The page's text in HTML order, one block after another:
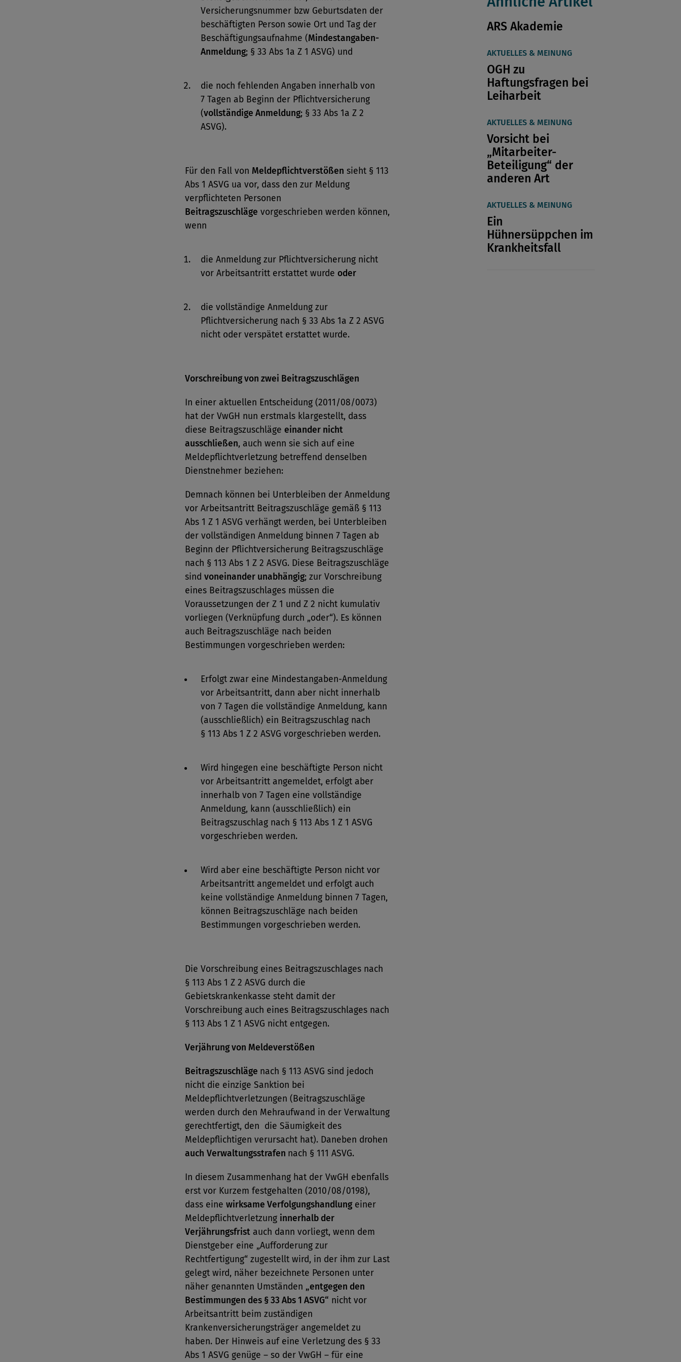
Versicherungsnummer bzw Geburtsdaten der
beschäftigten Person sowie Ort und Tag der
Beschäftigungsaufnahme (Mindestangaben-
Anmeldung; § 33 Abs 1a Z 1 ASVG) und
die noch fehlenden Angaben innerhalb von
7 Tagen ab Beginn der Pflichtversicherung
(vollständige Anmeldung; § 33 Abs 1a Z 2
ASVG).
Für den Fall von Meldepflichtverstößen sieht § 113
Abs 1 ASVG ua vor, dass den zur Meldung
verpflichteten Personen
Beitragszuschläge vorgeschrieben werden können,
wenn
die Anmeldung zur Pflichtversicherung nicht
vor Arbeitsantritt erstattet wurde oder
die vollständige Anmeldung zur
Pflichtversicherung nach § 33 Abs 1a Z 2 ASVG
nicht oder verspätet erstattet wurde.
Vorschreibung von zwei Beitragszuschlägen
In einer aktuellen Entscheidung (2011/08/0073)
hat der VwGH nun erstmals klargestellt, dass
diese Beitragszuschläge einander nicht
ausschließen, auch wenn sie sich auf eine
Meldepflichtverletzung betreffend denselben
Dienstnehmer beziehen:
Demnach können bei Unterbleiben der Anmeldung
vor Arbeitsantritt Beitragszuschläge gemäß § 113
Abs 1 Z 1 ASVG verhängt werden, bei Unterbleiben
der vollständigen Anmeldung binnen 7 Tagen ab
Beginn der Pflichtversicherung Beitragszuschläge
nach § 113 Abs 1 Z 2 ASVG. Diese Beitragszuschläge
sind voneinander unabhängig; zur Vorschreibung
eines Beitragszuschlages müssen die
Voraussetzungen der Z 1 und Z 2 nicht kumulativ
vorliegen (Verknüpfung durch „oder“). Es können
auch Beitragszuschläge nach beiden
Bestimmungen vorgeschrieben werden:
Erfolgt zwar eine Mindestangaben-Anmeldung
vor Arbeitsantritt, dann aber nicht innerhalb
von 7 Tagen die vollständige Anmeldung, kann
(ausschließlich) ein Beitragszuschlag nach
§ 113 Abs 1 Z 2 ASVG vorgeschrieben werden.
Wird hingegen eine beschäftigte Person nicht
vor Arbeitsantritt angemeldet, erfolgt aber
innerhalb von 7 Tagen eine vollständige
Anmeldung, kann (ausschließlich) ein
Beitragszuschlag nach § 113 Abs 1 Z 1 ASVG
vorgeschrieben werden.
Wird aber eine beschäftigte Person nicht vor
Arbeitsantritt angemeldet und erfolgt auch
keine vollständige Anmeldung binnen 7 Tagen,
können Beitragszuschläge nach beiden
Bestimmungen vorgeschrieben werden.
Die Vorschreibung eines Beitragszuschlages nach
§ 113 Abs 1 Z 2 ASVG durch die
Gebietskrankenkasse steht damit der
Vorschreibung auch eines Beitragszuschlages nach
§ 113 Abs 1 Z 1 ASVG nicht entgegen.
Verjährung von Meldeverstößen
Beitragszuschläge nach § 113 ASVG sind jedoch
nicht die einzige Sanktion bei
Meldepflichtverletzungen (Beitragszuschläge
werden durch den Mehraufwand in der Verwaltung
gerechtfertigt, den die Säumigkeit des
Meldepflichtigen verursacht hat). Daneben drohen
auch Verwaltungsstrafen nach § 111 ASVG.
In diesem Zusammenhang hat der VwGH ebenfalls
erst vor Kurzem festgehalten (2010/08/0198),
dass eine wirksame Verfolgungshandlungeiner
Meldepflichtverletzung innerhalb der
Verjährungsfrist auch dann vorliegt, wenn dem
Dienstgeber eine „Aufforderung zur
Rechtfertigung“ zugestellt wird, in der ihm zur Last
gelegt wird, näher bezeichnete Personen unter
näher genannten Umständen „entgegen den
Bestimmungen des § 33 Abs 1 ASVG“ nicht vor
Arbeitsantritt beim zuständigen
Krankenversicherungsträger angemeldet zu
haben. Der Hinweis auf eine Verletzung des § 33
Abs 1 ASVG genüge – so der VwGH – für eine
ARS Akademie
AKTUELLES & MEINUNG
OGH zu
Haftungsfragen bei
Leiharbeit
AKTUELLES & MEINUNG
Vorsicht bei
„Mitarbeiter-
Beteiligung“ der
anderen Art
AKTUELLES & MEINUNG
Ein
Hühnersüppchen im
Krankheitsfall